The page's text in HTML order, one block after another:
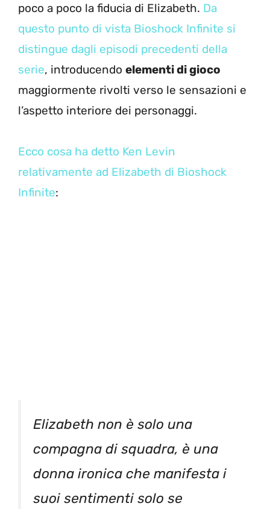
poco a poco la fiducia di Elizabeth. Da
questo punto di vista Bioshock Infinite si
distingue dagli episodi precedenti della
serie, introducendo elementi di gioco
maggiormente rivolti verso le sensazioni e
l’aspetto interiore dei personaggi.
Ecco cosa ha detto Ken Levin
relativamente ad Elizabeth di Bioshock
Infinite:
Elizabeth non è solo una
compagna di squadra, è una
donna ironica che manifesta i
suoi sentimenti solo se